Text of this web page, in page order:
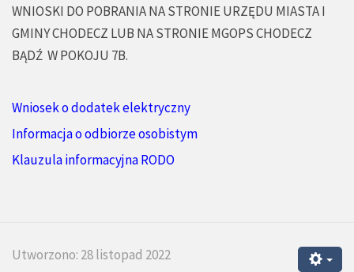
WNIOSKI DO POBRANIA NA STRONIE URZĘDU MIASTA I
GMINY CHODECZ LUB NA STRONIE MGOPS CHODECZ
BĄDŹ W POKOJU 7B.
Wniosek o dodatek elektryczny
Informacja o odbiorze osobistym
Klauzula informacyjna RODO
Utworzono: 28 listopad 2022